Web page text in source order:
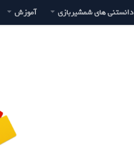
دانستنی های شمشیربازی آموزش